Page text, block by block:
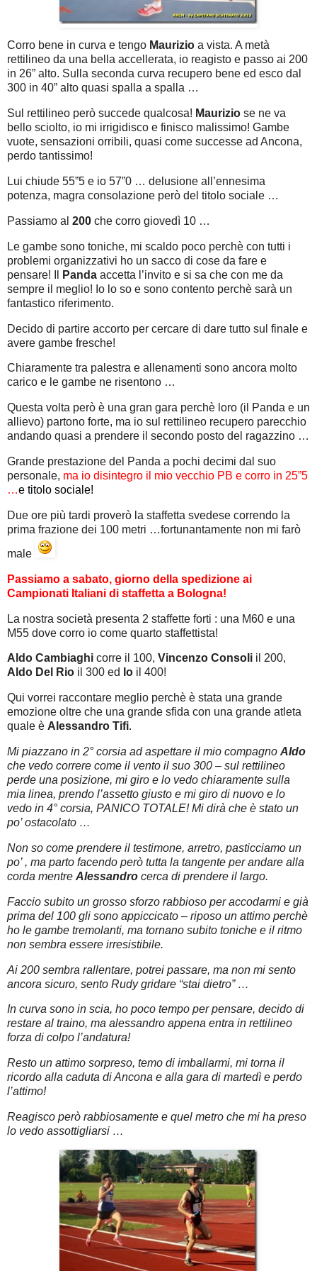
Corro bene in curva e tengo Maurizio a vista. A metà
rettilineo da una bella accellerata, io reagisto e passo ai 200
in 26” alto. Sulla seconda curva recupero bene ed esco dal
300 in 40” alto quasi spalla a spalla …
Sul rettilineo però succede qualcosa! Maurizio se ne va
bello sciolto, io mi irrigidisco e finisco malissimo! Gambe
vuote, sensazioni orribili, quasi come successe ad Ancona,
perdo tantissimo!
Lui chiude 55”5 e io 57”0 … delusione all’ennesima
potenza, magra consolazione però del titolo sociale …
Passiamo al 200 che corro giovedì 10 …
Le gambe sono toniche, mi scaldo poco perchè con tutti i
problemi organizzativi ho un sacco di cose da fare e
pensare! Il
Panda accetta l’invito e si sa che con me da
sempre il meglio! Io lo so e sono contento perchè sarà un
fantastico riferimento.
Decido di partire accorto per cercare di dare tutto sul finale e
avere gambe fresche!
Chiaramente tra palestra e allenamenti sono ancora molto
carico e le gambe ne risentono …
Questa volta però è una gran gara perchè loro (il Panda e un
allievo) partono forte, ma io sul rettilineo recupero parecchio
andando quasi a prendere il secondo posto del ragazzino …
Grande prestazione del Panda a pochi decimi dal suo
personale, ma io disintegro il mio vecchio PB e corro in 25”5
…e titolo sociale!
Due ore più tardi proverò la staffetta svedese correndo la
prima frazione dei 100 metri …fortunantamente non mi farò
male
Passiamo a sabato, giorno della spedizione ai
Campionati Italiani di staffetta a Bologna!
La nostra società presenta 2 staffette forti : una M60 e una
M55 dove corro io come quarto staffettista!
Aldo Cambiaghi corre il 100, Vincenzo Consoli il 200,
Aldo Del Rio il 300 ed Io il 400!
Qui vorrei raccontare meglio perchè è stata una grande
emozione oltre che una grande sfida con una grande atleta
quale è Alessandro Tifi.
Mi piazzano in 2° corsia ad aspettare il mio compagno Aldo
che vedo correre come il vento il suo 300 – sul rettilineo
perde una posizione, mi giro e lo vedo chiaramente sulla
mia linea, prendo l’assetto giusto e mi giro di nuovo e lo
vedo in 4° corsia, PANICO TOTALE! Mi dirà che è stato un
po’ ostacolato …
Non so come prendere il testimone, arretro, pasticciamo un
po’ , ma parto facendo però tutta la tangente per andare alla
corda mentre Alessandro cerca di prendere il largo.
Faccio subito un grosso sforzo rabbioso per accodarmi e già
prima del 100 gli sono appiccicato – riposo un attimo perchè
ho le gambe tremolanti, ma tornano subito toniche e il ritmo
non sembra essere irresistibile.
Ai 200 sembra rallentare, potrei passare, ma non mi sento
ancora sicuro, sento Rudy gridare “stai dietro” …
In curva sono in scia, ho poco tempo per pensare, decido di
restare al traino, ma alessandro appena entra in rettilineo
forza di colpo l’andatura!
Resto un attimo sorpreso, temo di imballarmi, mi torna il
ricordo alla caduta di Ancona e alla gara di martedì e perdo
l’attimo!
Reagisco però rabbiosamente e quel metro che mi ha preso
lo vedo assottigliarsi …